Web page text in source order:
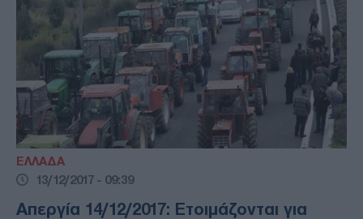
ΕΛΛΑΔΑ
13/12/2017 - 09:39
Απεργία 14/12/2017: Ετοιμάζονται για